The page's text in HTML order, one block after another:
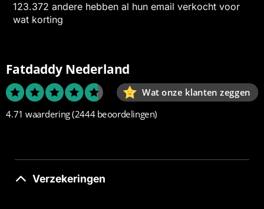
123.372 andere hebben al hun email verkocht voor
wat korting
Fatdaddy Nederland
Wat onze klanten zeggen
4.71 waardering(2444 beoordelingen)
Verzekeringen